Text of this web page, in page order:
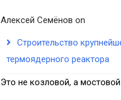
Алексей Семёнов on
Строительство
термоядерного реактора
Это не козловой, а